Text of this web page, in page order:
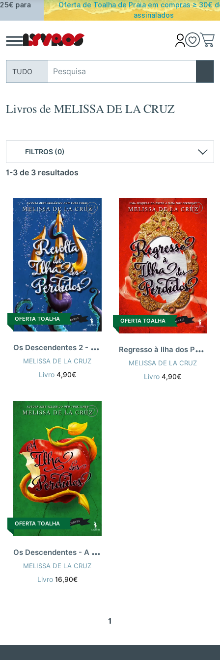
Oferta de Toalha de Praia em compras ≥ 30€ de artigos
assinalados
TUDO
Livros de MELISSA DE LA CRUZ
FILTROS (0)
1-3 de 3 resultados
OFERTA TOALHA
O
s Descendentes 2 - Revolta da Ilha dos
MELISSA DE LA CRUZ
Livro 4,90€
OFERTA TOALHA
R
egresso à Ilha dos Perdidos - Os Descen
MELISSA DE LA CRUZ
Livro4,90€
OFERTA TOALHA
O
s Descendentes - A Ilha dos Perdidos
MELISSA DE LA CRUZ
Livro 16,90€
1